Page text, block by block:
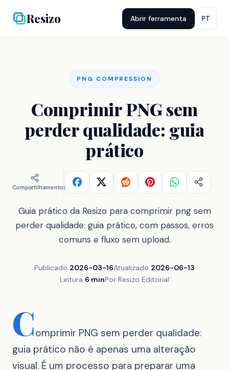
Resizo Abrir ferramenta PT
PNG COMPRESSION
Comprimir PNG sem
perder qualidade: guia
prático
Compartilhamentos
Guia prático da Resizo para comprimir png sem
perder qualidade: guia prático, com passos, erros
comuns e fluxo sem upload.
Publicado 2026-03-16Atualizado 2026-06-13
Leitura 6 minPor Resizo Editorial
Comprimir PNG sem perder qualidade:
guia prático não é apenas uma alteração
visual. É um processo para preparar uma